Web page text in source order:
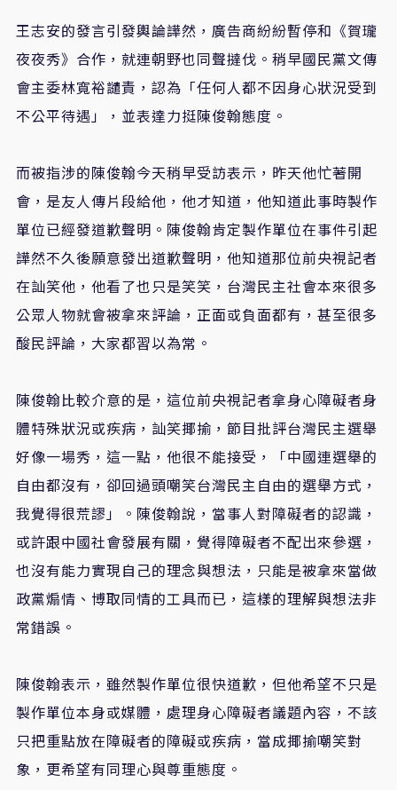
王志安的發言引發輿論譁然，廣告商紛紛暫停和《賀瓏
夜夜秀》合作，就連朝野也同聲撻伐。稍早國民黨文傳
會主委林寬裕譴責，認為「任何人都不因身心狀況受到
不公平待遇」，並表達力挺陳俊翰態度。
而被指涉的陳俊翰今天稍早受訪表示，昨天他忙著開
會，是友人傳片段給他，他才知道，他知道此事時製作
單位已經發道歉聲明。陳俊翰肯定製作單位在事件引起
譁然不久後願意發出道歉聲明，他知道那位前央視記者
在訕笑他，他看了也只是笑笑，台灣民主社會本來很多
公眾人物就會被拿來評論，正面或負面都有，甚至很多
酸民評論，大家都習以為常。
陳俊翰比較介意的是，這位前央視記者拿身心障礙者身
體特殊狀況或疾病，訕笑揶揄，節目批評台灣民主選舉
好像一場秀，這一點，他很不能接受，「中國連選舉的
自由都沒有，卻回過頭嘲笑台灣民主自由的選舉方式，
我覺得很荒謬」。陳俊翰說，當事人對障礙者的認識，
或許跟中國社會發展有關，覺得障礙者不配出來參選，
也沒有能力實現自己的理念與想法，只能是被拿來當做
政黨煽情、博取同情的工具而已，這樣的理解與想法非
常錯誤。
陳俊翰表示，雖然製作單位很快道歉，但他希望不只是
製作單位本身或媒體，處理身心障礙者議題內容，不該
只把重點放在障礙者的障礙或疾病，當成揶揄嘲笑對
象，更希望有同理心與尊重態度。